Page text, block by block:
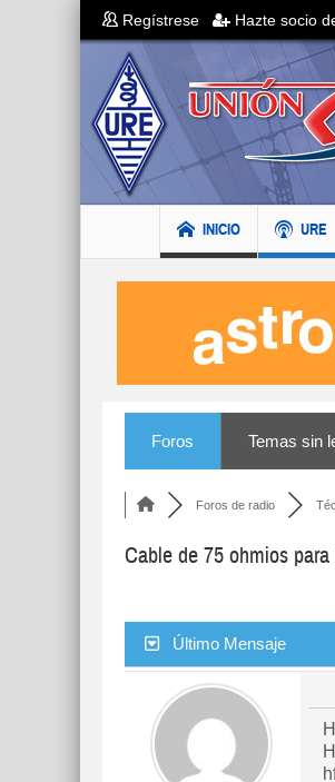
Regístrese Hazte socio
INICIO URE
Foros Temas sin
Foros de radio
Cable de 75 ohmios
Último Mensaje